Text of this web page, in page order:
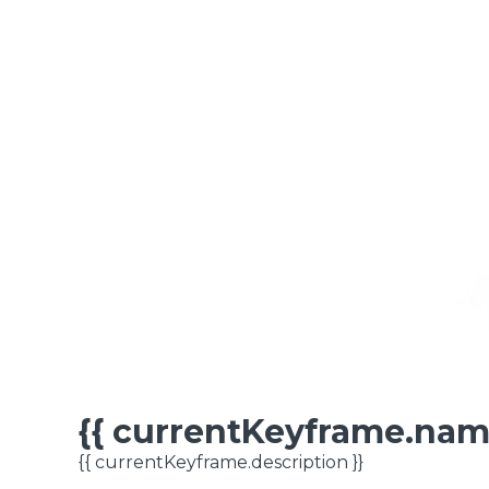
{{
{{ currentKeyframe.description }}
FICHA TÉCNICA